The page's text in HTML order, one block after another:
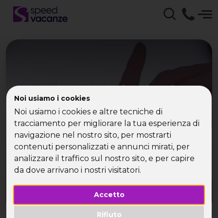
Noi usiamo i cookies
Noi usiamo i cookies e altre tecniche di
tracciamento per migliorare la tua esperienza di
navigazione nel nostro sito, per mostrarti
contenuti personalizzati e annunci mirati, per
analizzare il traffico sul nostro sito, e per capire
da dove arrivano i nostri visitatori.
Accetto
Rifiuto
Gli amici single si
regalano un Corso di
Seduzione